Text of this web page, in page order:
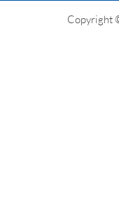
Copyright